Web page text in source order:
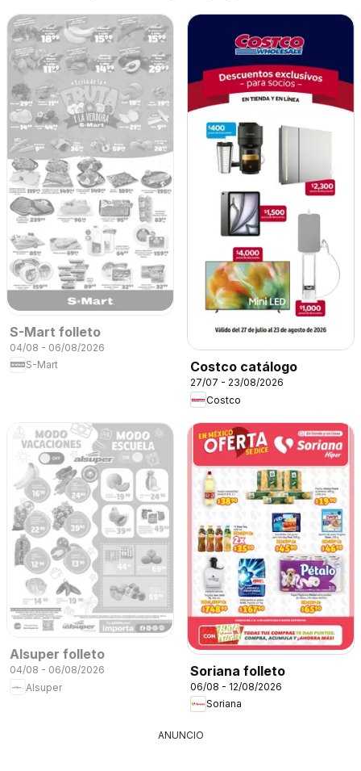
S-Mart folleto
04/08 - 06/08/2026
S-Mart
Costco catálogo
27/07 - 23/08/2026
Costco
Alsuper folleto
04/08 - 06/08/2026
Alsuper
Soriana folleto
06/08 - 12/08/2026
Soriana
ANUNCIO